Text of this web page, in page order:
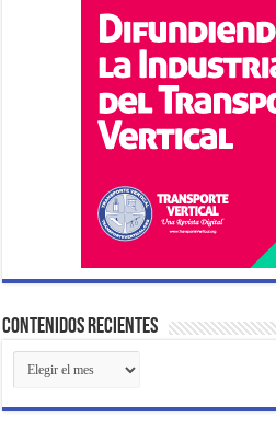
Contenidos Recientes
Contenidos
Recientes